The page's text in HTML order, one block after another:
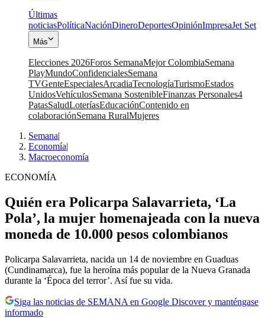
Últimas
noticiasPolíticaNaciónDineroDeportesOpiniónImpresaJet Set
Más
Elecciones 2026Foros SemanaMejor ColombiaSemana
PlayMundoConfidencialesSemana
TVGenteEspecialesArcadiaTecnologíaTurismoEstados
UnidosVehículosSemana SostenibleFinanzas Personales4
PatasSaludLoteríasEducaciónContenido en
colaboraciónSemana RuralMujeres
Semana|
Economía|
Macroeconomía
ECONOMÍA
Quién era Policarpa Salavarrieta, ‘La
Pola’, la mujer homenajeada con la nueva
moneda de 10.000 pesos colombianos
Policarpa Salavarrieta, nacida un 14 de noviembre en Guaduas
(Cundinamarca), fue la heroína más popular de la Nueva Granada
durante la ‘Época del terror’. Así fue su vida.
Siga las noticias de SEMANA en Google Discover y manténgase
informado